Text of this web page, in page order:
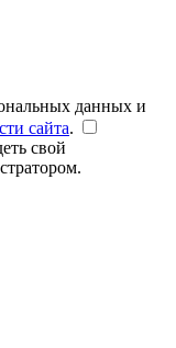
данных и
сайта.
свой